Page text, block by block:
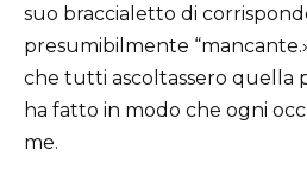
suo braccialetto di
presumibilmente
che tutti ascoltassero quella
ha fatto in modo che ogni
me.